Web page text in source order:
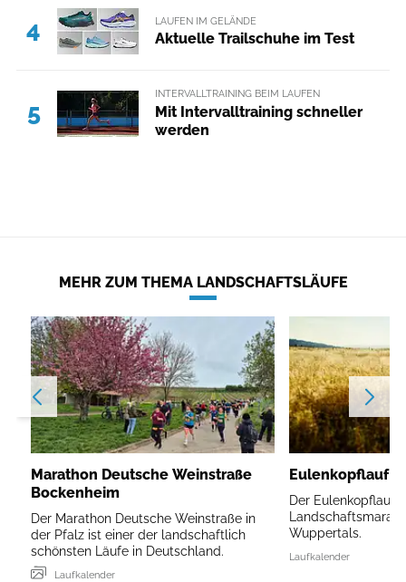
4 LAUFEN IM GELÄNDE
Aktuelle Trailschuhe im Test
5
INTERVALLTRAINING BEIM LAUFEN
Mit Intervalltraining schneller
werden
MEHR ZUM THEMA LANDSCHAFTSLÄUFE
Marathon Deutsche Weinstraße
Bockenheim
Der Marathon Deutsche Weinstraße in
der Pfalz ist einer der landschaftlich
schönsten Läufe in Deutschland.
Laufkalender
Eulenkopflauf
Der Eulenkopflauf
Wuppertals.
Laufkalender